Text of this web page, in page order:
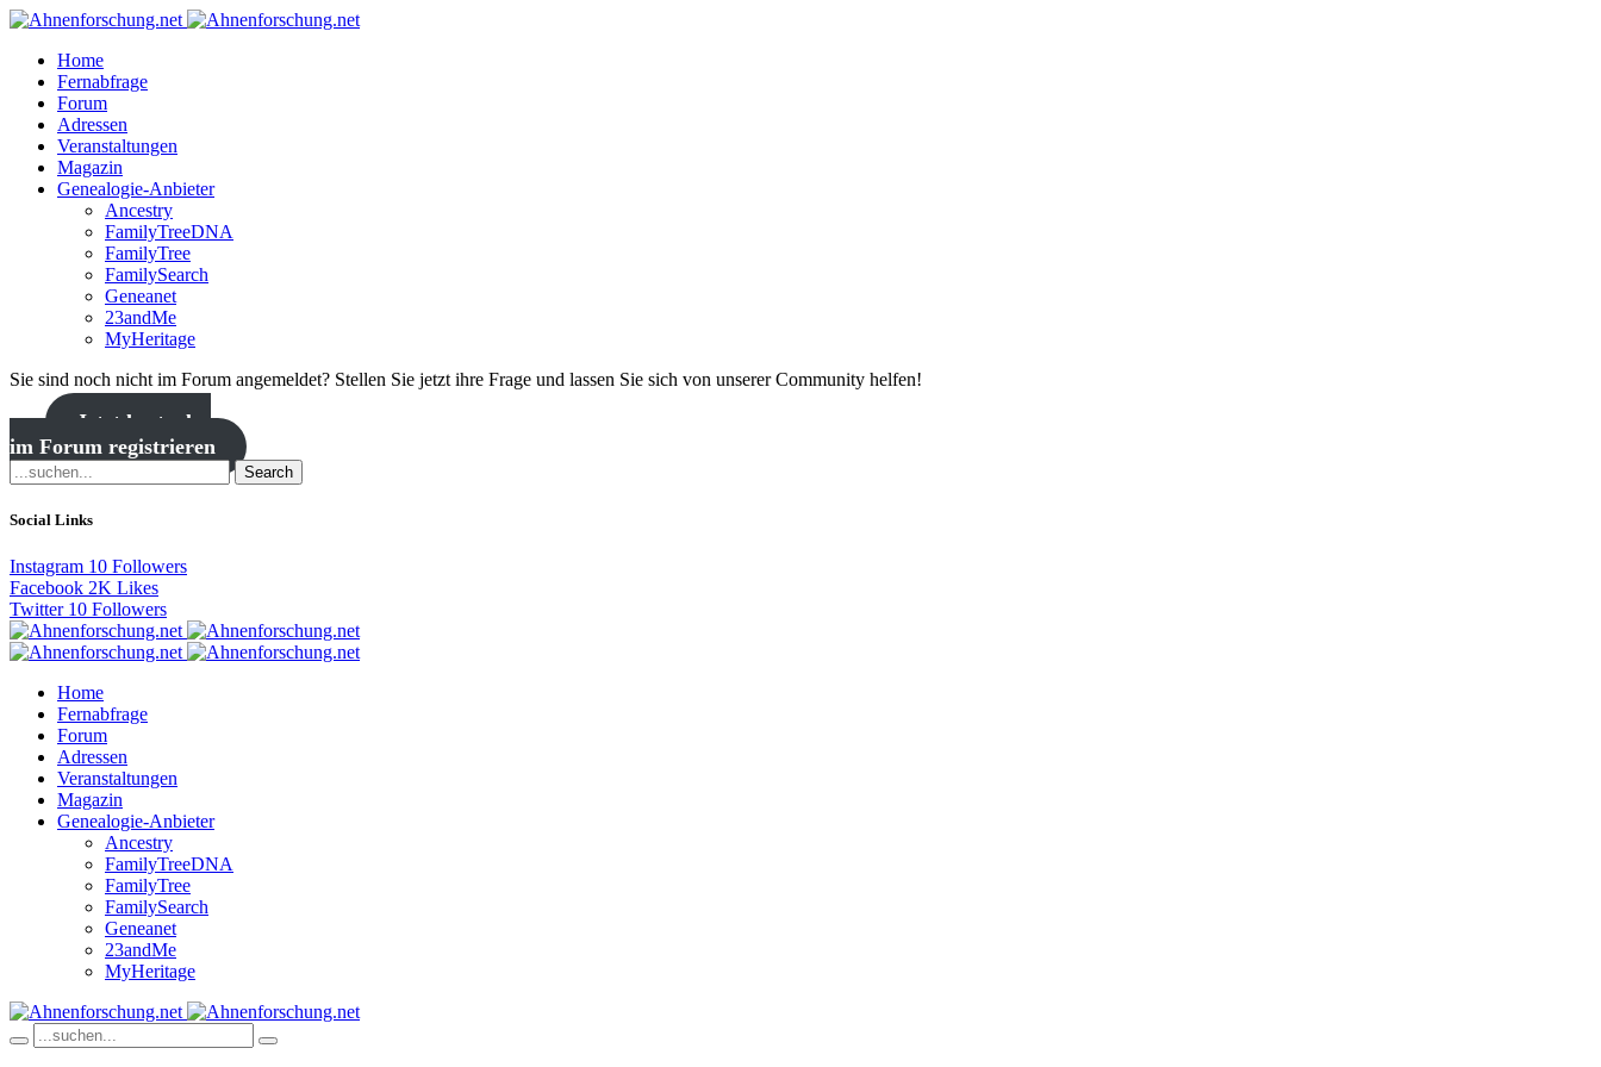
Home
Fernabfrage
Forum
Adressen
Veranstaltungen
Magazin
Genealogie-Anbieter
Ancestry
FamilyTreeDNA
FamilyTree
FamilySearch
Geneanet
23andMe
MyHeritage
Sie sind noch nicht im Forum angemeldet? Stellen Sie jetzt ihre Frage und lassen Sie sich von unserer Community helfen!
Jetzt kostenlos
im Forum registrieren
Search
Social Links
Instagram 10 Followers
Facebook 2K Likes
Twitter 10 Followers
Home
Fernabfrage
Forum
Adressen
Veranstaltungen
Magazin
Genealogie-Anbieter
Ancestry
FamilyTreeDNA
FamilyTree
FamilySearch
Geneanet
23andMe
MyHeritage